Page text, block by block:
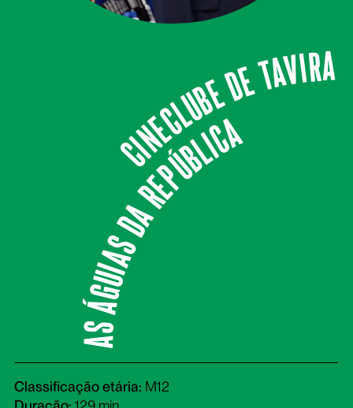
CINECLUBE DE TAVIRA
As Águias da República
Classificação etária: M12